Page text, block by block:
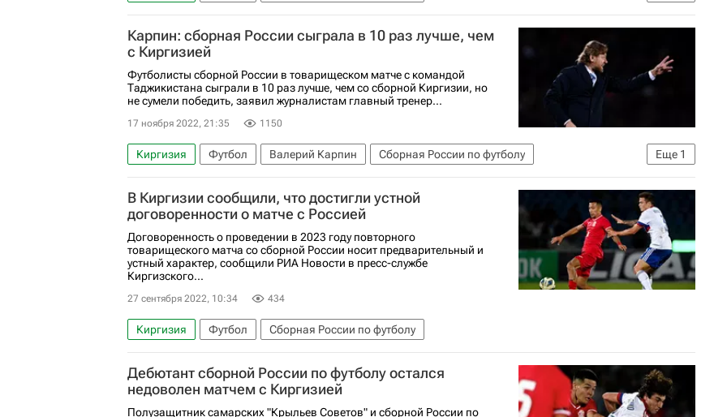
Международная федерация футбола (ФИФА)
Туркменистан Афганистан
Иран
Сборная Таджикистана по футболу
Авторы РИА Новости Спорт
Российский футбольный союз (РФС)
Карпин: сборная России сыграла в 10 раз лучше, чем
с Киргизией
Футболисты сборной России в товарищеском матче с командой
Таджикистана сыграли в 10 раз лучше, чем со сборной Киргизии, но
не сумели победить, заявил журналистам главный тренер...
17 ноября 2022, 21:35 1150
Еще 1
Киргизия Футбол Валерий Карпин
Сборная России по футболу
Сборная Таджикистана по футболу
В Киргизии сообщили, что достигли устной
договоренности о матче с Россией
Договоренность о проведении в 2023 году повторного
товарищеского матча со сборной России носит предварительный и
устный характер, сообщили РИА Новости в пресс-службе
Киргизского...
27 сентября 2022, 10:34 434
Киргизия Футбол Сборная России по футболу
Дебютант сборной России по футболу остался
недоволен матчем с Киргизией
Полузащитник самарских "Крыльев Советов" и сборной России по